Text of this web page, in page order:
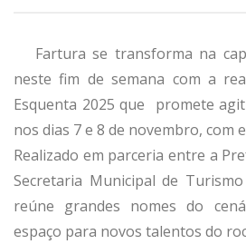
Fartura se transforma na
neste fim de semana com a
Esquenta 2025 que promete
nos dias 7 e 8 de novembro, com
Realizado em parceria entre a
Secretaria Municipal de
reúne grandes nomes do
espaço para novos talentos do